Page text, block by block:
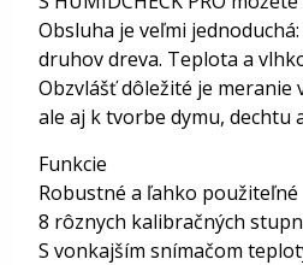
Obsluha je veľmi
druhov dreva. Teplota a
Obzvlášť dôležité je meranie
ale aj k tvorbe dymu, dechtu
Funkcie
Robustné a ľahko použiteľné
8 rôznych kalibračných
S vonkajším snímačom